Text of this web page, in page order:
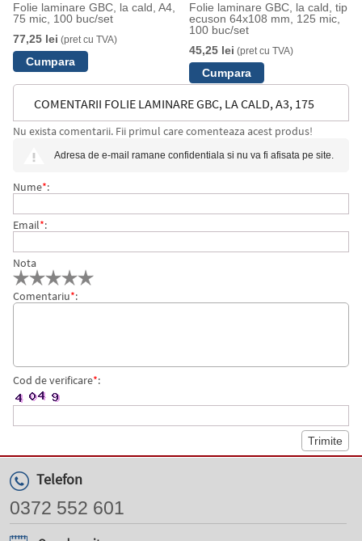
Folie laminare GBC, la cald, A4,
75 mic, 100 buc/set
77,25 lei (pret cu TVA)
Folie laminare GBC, la cald, tip
ecuson 64x108 mm, 125 mic,
100 buc/set
45,25 lei (pret cu TVA)
COMENTARII FOLIE LAMINARE GBC, LA CALD, A3, 175
MIC, 100 BUC/SET
Nu exista comentarii. Fii primul care comenteaza acest produs!
Adresa de e-mail ramane confidentiala si nu va fi afisata pe site.
Nume*:
Email*:
Nota
Comentariu*:
Cod de verificare*:
Telefon
0372 552 601